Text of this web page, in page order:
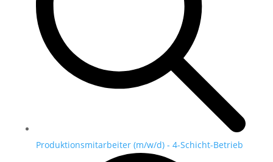
Produktionsmitarbeiter (m/w/d) - 4-Schicht-Betrieb